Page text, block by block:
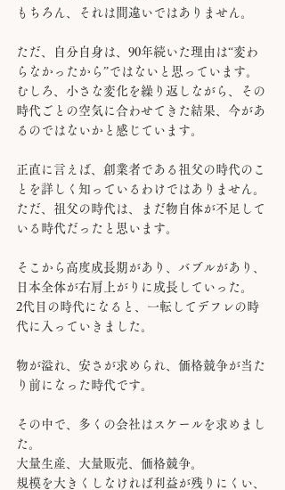
もちろん、それは間違いではありません。
ただ、自分自身は、90年続いた理由は“変わ
らなかったから”ではないと思っています。
むしろ、小さな変化を繰り返しながら、その
時代ごとの空気に合わせてきた結果、今があ
るのではないかと感じています。
正直に言えば、創業者である祖父の時代のこ
とを詳しく知っているわけではありません。
ただ、祖父の時代は、まだ物自体が不足して
いる時代だったと思います。
そこから高度成長期があり、バブルがあり、
日本全体が右肩上がりに成長していった。
2代目の時代になると、一転してデフレの時
代に入っていきました。
物が溢れ、安さが求められ、価格競争が当た
り前になった時代です。
その中で、多くの会社はスケールを求めまし
た。
大量生産、大量販売、価格競争。
規模を大きくしなければ利益が残りにくい、